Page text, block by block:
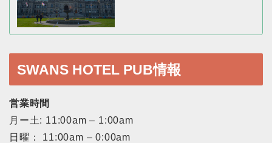
SWANS HOTEL PUB情報
営業時間
月ー土: 11:00am – 1:00am
日曜： 11:00am – 0:00am